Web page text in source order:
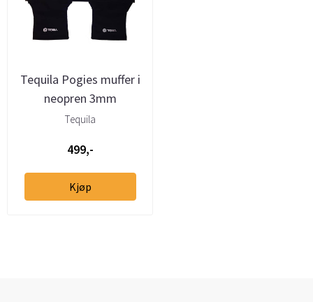
Tequila Pogies muffer i
neopren 3mm
Tequila
499,-
Kjøp